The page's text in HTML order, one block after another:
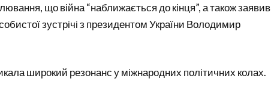
що війна “наближається до кінця”, а також заявив
зустрічі з президентом України Володимир
широкий резонанс у міжнародних політичних колах.